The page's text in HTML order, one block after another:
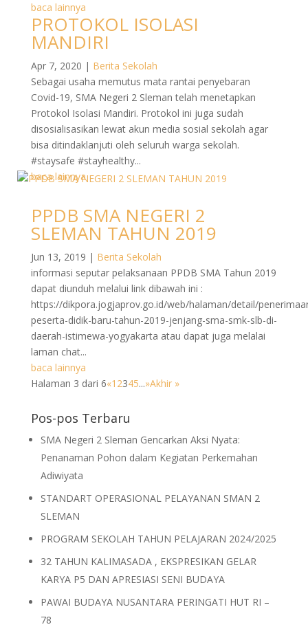
baca lainnya
PROTOKOL ISOLASI
MANDIRI
Apr 7, 2020 | Berita Sekolah
Sebagai usaha memutus mata rantai penyebaran
Covid-19, SMA Negeri 2 Sleman telah menetapkan
Protokol Isolasi Mandiri. Protokol ini juga sudah
disosialisasikan lewat akun media sosial sekolah agar
bisa ditindaklanjuti oleh seluruh warga sekolah.
#staysafe #stayhealthy...
baca lainnya
PPDB SMA NEGERI 2
SLEMAN TAHUN 2019
Jun 13, 2019 | Berita Sekolah
informasi seputar pelaksanaan PPDB SMA Tahun 2019
dapat diunduh melalui link dibawah ini :
https://dikpora.jogjaprov.go.id/web/halaman/detail/
peserta-didik-baru-tahun-2019-jenjang-sma-smk-slb-di-
daerah-istimewa-yogyakarta atau dapat juga melalai
laman chat...
baca lainnya
Halaman 3 dari 6«1 2345...»Akhir »
Pos-pos Terbaru
SMA Negeri 2 Sleman Gencarkan Aksi Nyata:
Penanaman Pohon dalam Kegiatan Perkemahan
Adiwiyata
STANDART OPERASIONAL PELAYANAN SMAN 2
SLEMAN
PROGRAM SEKOLAH TAHUN PELAJARAN 2024/2025
32 TAHUN KALIMASADA , EKSPRESIKAN GELAR
KARYA P5 DAN APRESIASI SENI BUDAYA
PAWAI BUDAYA NUSANTARA PERINGATI HUT RI –
78